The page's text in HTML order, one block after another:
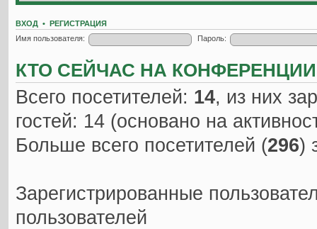
ВХОД • РЕГИСТРАЦИЯ
Имя пользователя:
Пароль:
КТО СЕЙЧАС НА КОНФЕРЕНЦИИ
Всего посетителей: 14, из них
гостей: 14 (основано на
Больше всего посетителей (296)
Зарегистрированные
пользователей